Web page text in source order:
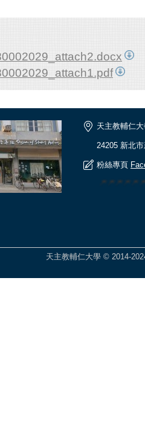
天主教輔仁
24205 新北
粉絲專頁
天主教輔仁大學 © 2014-